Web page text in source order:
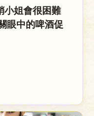
小姐會很困難
眼中的啤酒促